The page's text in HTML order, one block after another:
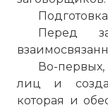
Перед
Во-первых,
лиц и
которая и